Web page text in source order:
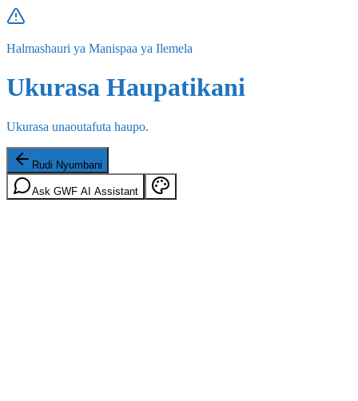
Halmashauri ya Manispaa ya Ilemela
Ukurasa Haupatikani
Ukurasa unaoutafuta haupo.
Rudi Nyumbani
Ask GWF AI Assistant